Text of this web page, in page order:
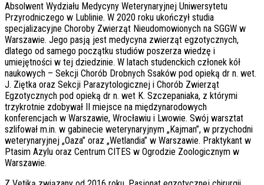
Absolwent Wydziału Medycyny Weterynaryjnej Uniwersytetu
Przyrodniczego w Lublinie. W 2020 roku ukończył studia
specjalizacyjne Choroby Zwierząt Nieudomowionych na SGGW w
Warszawie. Jego pasją jest medycyna zwierząt egzotycznych,
dlatego od samego początku studiów poszerza wiedzę i
umiejętności w tej dziedzinie. W latach studenckich członek kół
naukowych – Sekcji Chorób Drobnych Ssaków pod opieką dr n. wet.
J. Ziętka oraz Sekcji Parazytologicznej i Chorób Zwierząt
Egzotycznych pod opieką dr n. wet K. Szczepaniaka, z którymi
trzykrotnie zdobywał II miejsce na międzynarodowych
konferencjach w Warszawie, Wrocławiu i Lwowie. Swój warsztat
szlifował m.in. w gabinecie weterynaryjnym „Kajman”, w przychodni
weterynaryjnej „Oaza” oraz „Wetlandia” w Warszawie. Praktykant w
Ptasim Azylu oraz Centrum CITES w Ogrodzie Zoologicznym w
Warszawie.